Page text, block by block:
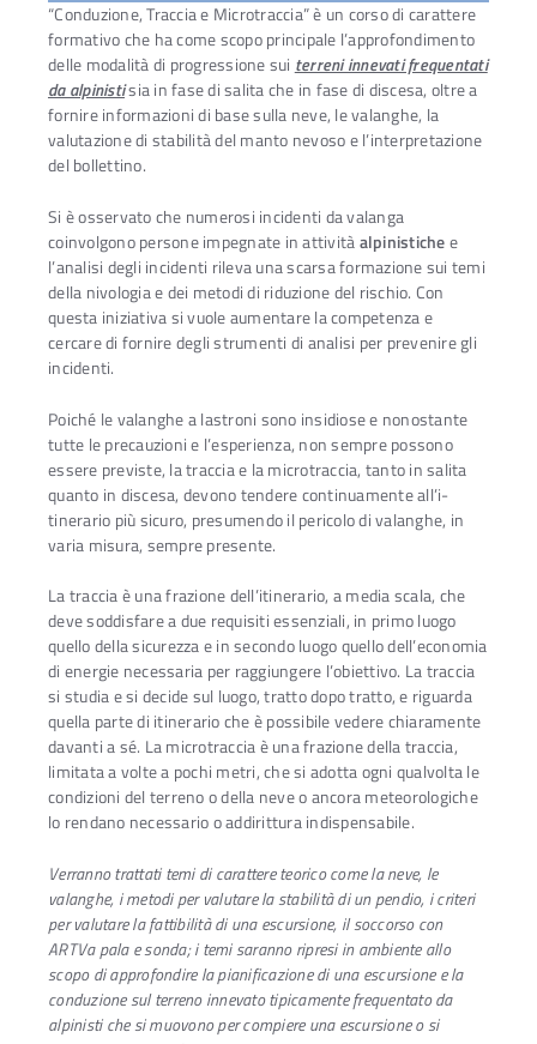
“Conduzione, Traccia e Microtraccia” è un corso di carattere
formativo che ha come scopo principale l’approfondimento
delle modalità di progressione sui terreni innevati frequentati
da alpinistisia in fase di salita che in fase di discesa, oltre a
fornire informazioni di base sulla neve, le valanghe, la
valutazione di stabilità del manto nevoso e l’interpretazione
del bollettino.
Si è osservato che numerosi incidenti da valanga
coinvolgono persone impegnate in attivitàalpinistichee
l’analisi degli incidenti rileva una scarsa formazione sui temi
della nivologia e dei metodi di riduzione del rischio. Con
questa iniziativa si vuole aumentare la competenza e
cercare di fornire degli strumenti di analisi per prevenire gli
incidenti.
Poiché le valanghe a lastroni sono insidiose e nonostante
tutte le precauzioni e l’esperienza, non sempre possono
essere previste, la traccia e la microtraccia, tanto in sali­ta
quanto in discesa, devono tendere continuamente all’i­
tinerario più sicuro, presumendo il pericolo di valanghe, in
varia misura, sempre presente.
La traccia è una frazione dell’itinerario, a media scala, che
deve soddisfare a due requisiti essenziali, in primo luogo
quello della sicurezza e in secondo luogo quello dell’economia
di energie necessaria per raggiun­gere l’obiettivo. La traccia
si studia e si decide sul luogo, trat­to dopo tratto, e riguarda
quella parte di itinerario che è possibile vedere chiaramente
davanti a sé. La microtraccia è una frazione della traccia,
limitata a volte a po­chi metri, che si adotta ogni qualvolta le
condizioni del terreno o della neve o anco­ra meteorologiche
lo rendano necessario o addirittura indispensabile.
Verranno trattati temi di carattere teorico come la neve, le
valanghe, i metodi per valutare la stabilità di un pendio, i criteri
per valutare la fattibilità di una escursione, il soccorso con
ARTVa pala e sonda; i temi saranno ripresi in ambiente allo
scopo di approfondire la pianificazione di una escursione e la
conduzione sul terreno innevato tipicamente frequentato da
alpinisti che si muovono per compiere una escursione o si